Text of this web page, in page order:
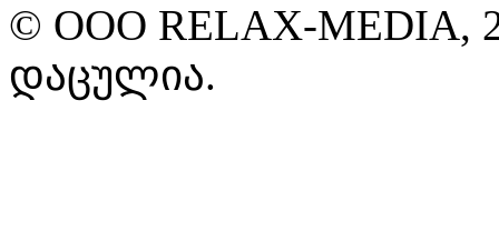
© ООО RELAX-MEDIA,
დაცულია.